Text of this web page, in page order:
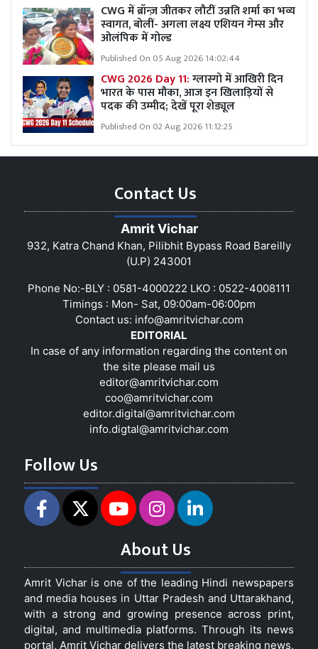
CWG में ब्रॉन्ज़ जीतकर लौटीं उन्नति शर्मा का भव्य
स्वागत, बोलीं- अगला लक्ष्य एशियन गेम्स और
ओलंपिक में गोल्ड
Published On 05 Aug 2026 14:02:44
CWG 2026 Day 11:ग्लास्गो में आखिरी दिन
भारत के पास मौका, आज इन खिलाड़ियों से
पदक की उम्मीद; देखें पूरा शेड्यूल
Published On 02 Aug 2026 11:12:25
Contact Us
Amrit Vichar
932, Katra Chand Khan, Pilibhit Bypass Road Bareilly
(U.P) 243001
Phone No:-BLY : 0581-4000222 LKO : 0522-4008111
Timings : Mon- Sat, 09:00am-06:00pm
Contact us: info@amritvichar.com
EDITORIAL
In case of any information regarding the content on
the site please mail us
editor@amritvichar.com
coo@amritvichar.com
editor.digital@amritvichar.com
info.digtal@amritvichar.com
Follow Us
About Us
Amrit Vichar is one of the leading Hindi newspapers
and media houses in Uttar Pradesh and Uttarakhand,
with a strong and growing presence across print,
digital, and multimedia platforms. Through its news
portal, Amrit Vichar delivers the latest breaking news,